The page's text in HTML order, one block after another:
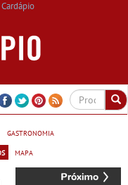
Cardápio
gastronomia
mapa